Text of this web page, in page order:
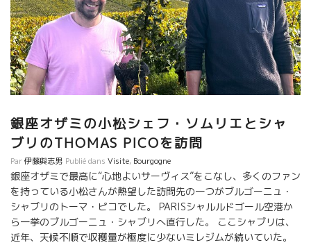
銀座オザミの小松シェフ・ソムリエとシャ
ブリのTHOMAS PICOを訪問
Par伊藤與志男 Publié dans Visite, Bourgogne
銀座オザミで最高に“心地よいサーヴィス”をこなし、多くのファン
を持っている小松さんが熱望した訪問先の一つがブルゴーニュ・
シャブリのトーマ・ピコでした。 PARISシャルルドゴール空港か
ら一挙のブルゴーニュ・シャブリへ直行した。 ここシャブリは、
近年、天候不順で収穫量が極度に少ないミレジムが続いていた。